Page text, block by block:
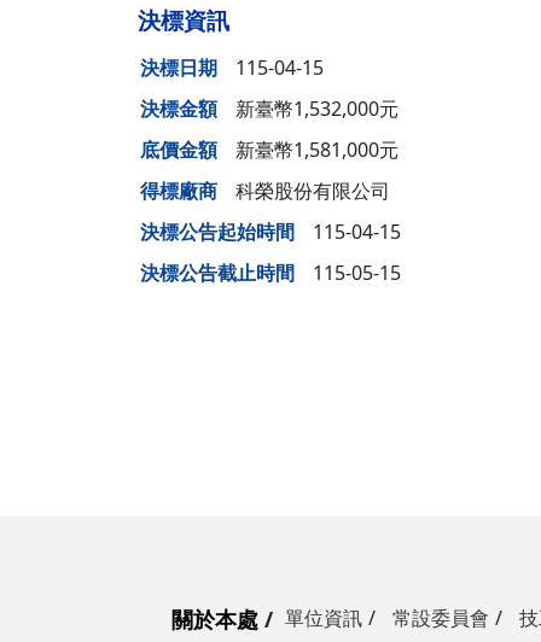
決標資訊
決標日期
115-04-15
決標金額
新臺幣1,532,000元
底價金額
新臺幣1,581,000元
得標廠商
科榮股份有限公司
決標公告起始時間
115-04-15
決標公告截止時間
115-05-15
關於本處 單位資訊 常設委員會